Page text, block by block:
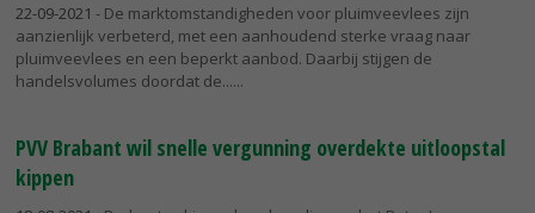
22-09-2021 - De marktomstandigheden voor pluimveevlees zijn
aanzienlijk verbeterd, met een aanhoudend sterke vraag naar
pluimveevlees en een beperkt aanbod. Daarbij stijgen de
handelsvolumes doordat de...
PVV Brabant wil snelle vergunning overdekte uitloopstal
kippen